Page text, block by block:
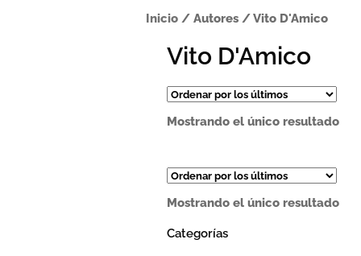
Inicio/ Autores/Vito D'Amico
Vito D'Amico
Mostrando el único resultado
Mostrando el único resultado
Categorías